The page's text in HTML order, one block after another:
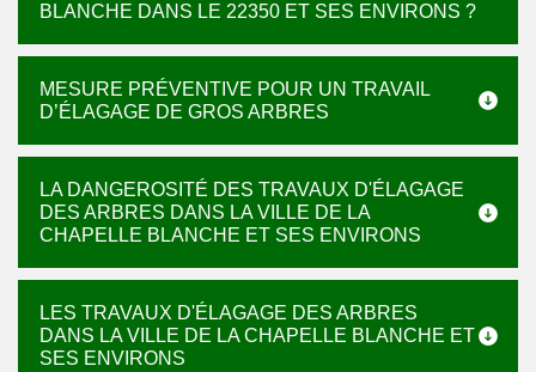
BLANCHE DANS LE 22350 ET SES ENVIRONS ?
MESURE PRÉVENTIVE POUR UN TRAVAIL
D’ÉLAGAGE DE GROS ARBRES
LA DANGEROSITÉ DES TRAVAUX D'ÉLAGAGE
DES ARBRES DANS LA VILLE DE LA
CHAPELLE BLANCHE ET SES ENVIRONS
LES TRAVAUX D'ÉLAGAGE DES ARBRES
DANS LA VILLE DE LA CHAPELLE BLANCHE ET
SES ENVIRONS